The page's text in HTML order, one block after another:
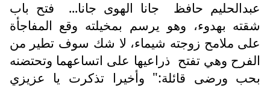
عبدالحليم حافظ
جانا الهوى جانا...
فتح باب
شقته بهدوء، وهو يرسم بمخيلته وقع المفاجأة
على ملامح زوجته شيماء، لا شك سوف تطير من
الفرح وهي تفتح ذراعيها على اتساعهما وتحتضنه
بحب ورضى قائلة:" وأخيرا تذكرت يا عزيزي